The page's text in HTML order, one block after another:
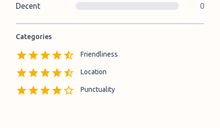
Decent
0
Categories
Friendliness
Location
Punctuality